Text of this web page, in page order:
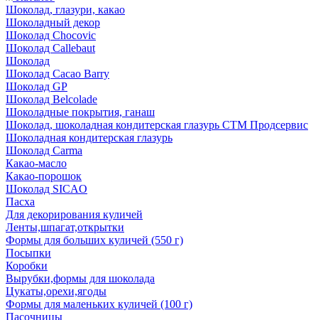
Шоколад, глазури, какао
Шоколадный декор
Шоколад Chocovic
Шоколад Callebaut
Шоколад
Шоколад Cacao Barry
Шоколад GP
Шоколад Belcolade
Шоколадные покрытия, ганаш
Шоколад, шоколадная кондитерская глазурь СТМ Продсервис
Шоколадная кондитерская глазурь
Шоколад Carma
Какао-масло
Какао-порошок
Шоколад SICAO
Пасха
Для декорирования куличей
Ленты,шпагат,открытки
Формы для больших куличей (550 г)
Посыпки
Коробки
Вырубки,формы для шоколада
Цукаты,орехи,ягоды
Формы для маленьких куличей (100 г)
Пасочницы